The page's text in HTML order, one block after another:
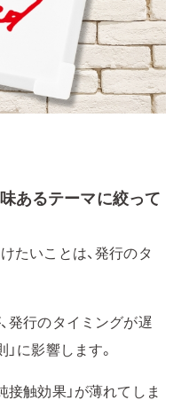
あるテーマに絞って
たいことは、発行のタ
発行のタイミングが遅
に影響します。
触効果」が薄れてしま